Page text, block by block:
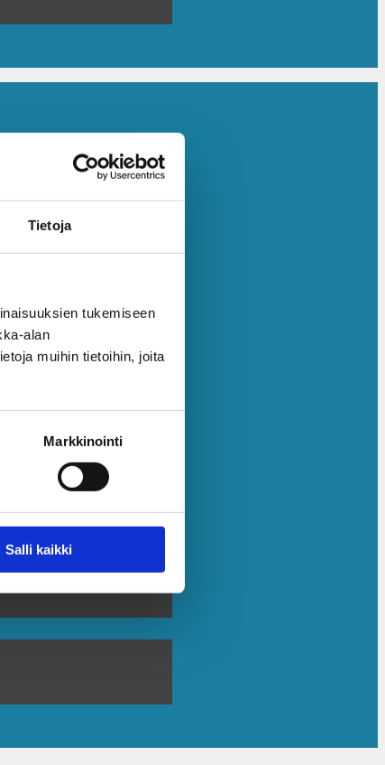
Tietoja
tukemiseen
alan
muihin tietoihin, joita
Markkinointi
Salli kaikki